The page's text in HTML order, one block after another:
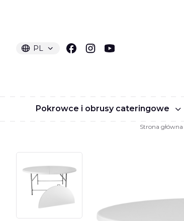
Wybrany język:
PL
polski
Pokrowce i obrusy cateringowe
Strona główna